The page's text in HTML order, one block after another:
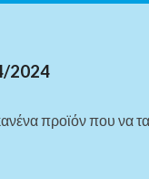
2024
προϊόν που να